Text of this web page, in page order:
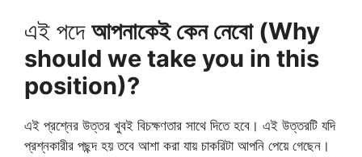
এই পদে আপনাকেই কেন নেবো (Why
should we take you in this
position)?
এই প্রশ্নের উত্তর খুবই বিচক্ষণতার সাথে দিতে হবে। এই উত্তরটি যদি
প্রশ্নকারীর পছন্দ হয় তবে আশা করা যায় চাকরিটা আপনি পেয়ে গেছেন।